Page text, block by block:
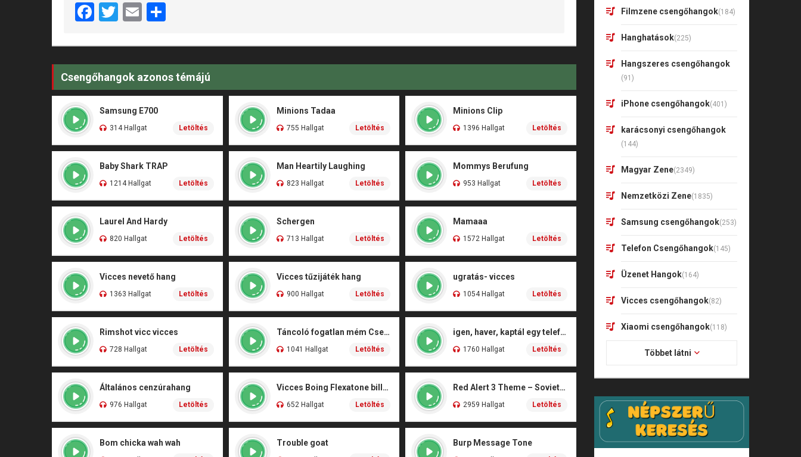
Facebook
Twitter
Email
Csengőhangok azonos témájú
Samsung E700
314 Hallgat Letöltés
Minions Tadaa
755 Hallgat Letöltés
Minions Clip
1396 Hallgat Letöltés
Baby Shark TRAP
1214 Hallgat Letöltés
Man Heartily Laughing
823 Hallgat Letöltés
Mommys Berufung
953 Hallgat Letöltés
Laurel And Hardy
820 Hallgat Letöltés
Schergen
713 Hallgat Letöltés
Mamaaa
1572 Hallgat Letöltés
Vicces nevető hang
1363 Hallgat Letöltés
Vicces tűzijáték hang
900 Hallgat Letöltés
ugratás- vicces
1054 Hallgat Letöltés
Rimshot vicc vicces
728 Hallgat Letöltés
Táncoló fogatlan mém Csengőhang
1041 Hallgat Letöltés
igen, haver, kaptál egy telefonhívást
1760 Hallgat Letöltés
Általános cenzúrahang
976 Hallgat Letöltés
Vicces Boing Flexatone billegés
652 Hallgat Letöltés
Red Alert 3 Theme – Soviet March
2959 Hallgat Letöltés
Bom chicka wah wah Trouble goat Burp Message Tone
Filmzene csengőhangok(184)
Hanghatások(225)
Hangszeres csengőhangok
(91)
iPhone csengőhangok(401)
karácsonyi csengőhangok
(144)
Magyar Zene(2349)
Nemzetközi Zene(1835)
Samsung csengőhangok(253)
Telefon Csengőhangok(145)
Üzenet Hangok(164)
Vicces csengőhangok(82)
Xiaomi csengőhangok(118)
Többet látni